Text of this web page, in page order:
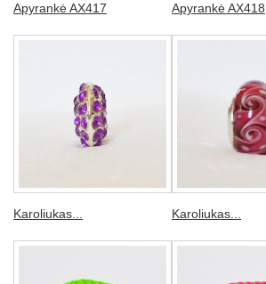
Apyrankė AX417 Apyrankė AX418
Karoliukas... Karoliukas...